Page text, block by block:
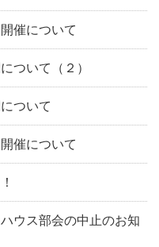
催について
ついて（２）
ついて
催について
ウス部会の中止のお知